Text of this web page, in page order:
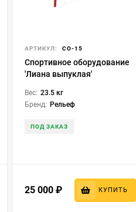
АРТИКУЛ: СО-15
Спортивное оборудование
'Лиана выпуклая'
Вес: 23.5 кг
Бренд: Рельеф
ПОД ЗАКАЗ
25 000 КУПИТЬ